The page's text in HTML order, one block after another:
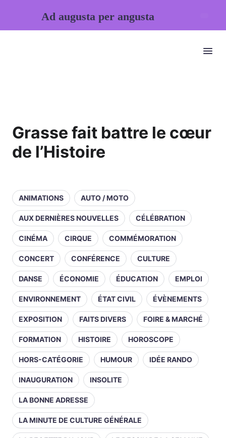
Grasse fait battre le cœur
de l’Histoire
ANIMATIONS AUTO / MOTO
AUX DERNIÈRES NOUVELLES CÉLÉBRATION
CINÉMA CIRQUE COMMÉMORATION
CONCERT CONFÉRENCE CULTURE
DANSE ÉCONOMIE ÉDUCATION EMPLOI
ENVIRONNEMENT ÉTAT CIVIL ÉVÈNEMENTS
EXPOSITION FAITS DIVERS FOIRE & MARCHÉ
FORMATION HISTOIRE HOROSCOPE
HORS-CATÉGORIE HUMOUR IDÉE RANDO
INAUGURATION INSOLITE
LA BONNE ADRESSE
LA MINUTE DE CULTURE GÉNÉRALE
Ad augusta per angusta